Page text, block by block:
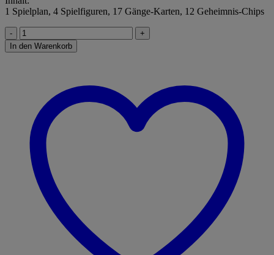
1 Spielplan, 4 Spielfiguren, 17 Gänge-Karten, 12 Geheimnis-Chips
Junior
Labyrinth
Menge
In den Warenkorb